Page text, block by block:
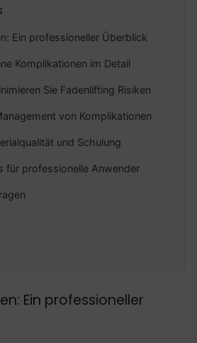
Ein professioneller Überblick
Komplikationen im Detail
Sie Fadenlifting Risiken
von Komplikationen
und Schulung
für professionelle Anwender
Ein professioneller